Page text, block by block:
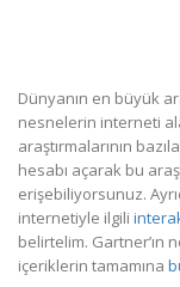
Dünyanın en büyük
nesnelerin interneti
araştırmalarının
hesabı açarak bu
erişebiliyorsunuz.
internetiyle ilgili
belirtelim.
içeriklerin tamamına